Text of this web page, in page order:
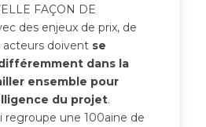
FAÇON DE
des enjeux de prix, de
acteurs doivent se
dans la
ensemble pour
du projet.
regroupe une 100aine de